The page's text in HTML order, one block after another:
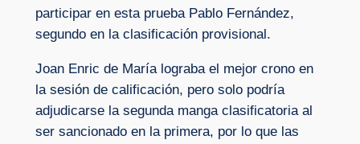
participar en esta prueba Pablo Fernández,
segundo en la clasificación provisional.
Joan Enric de María lograba el mejor crono en
la sesión de calificación, pero solo podría
adjudicarse la segunda manga clasificatoria al
ser sancionado en la primera, por lo que las